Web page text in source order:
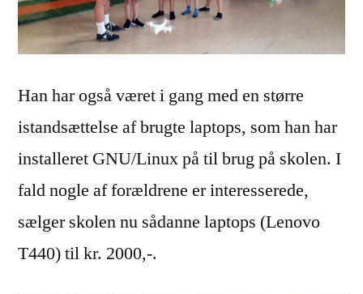
Han har også været i gang med en større
istandsættelse af brugte laptops, som han har
installeret GNU/Linux på til brug på skolen. I
fald nogle af forældrene er interesserede,
sælger skolen nu sådanne laptops (Lenovo
T440) til kr. 2000,-.